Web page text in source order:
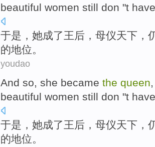
beautiful women still don "t
于是 ， 她成了王后 ， 母仪天下 ，
的地位。
youdao
And so she became the queen
beautiful women still don "t
于是 ， 她成了王后 ， 母仪天下 ，
的地位 。